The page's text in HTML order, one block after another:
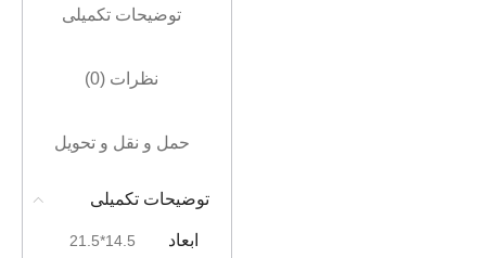
توضیحات تکمیلی
نظرات (0)
حمل و نقل و تحویل
توضیحات تکمیلی
ابعاد 14.5*21.5